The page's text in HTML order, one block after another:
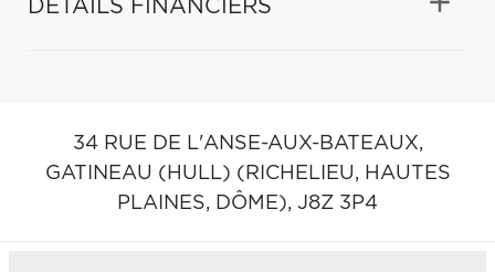
DÉTAILS FINANCIERS
34 RUE DE L'ANSE-AUX-BATEAUX,
GATINEAU (HULL) (RICHELIEU, HAUTES
PLAINES, DÔME), J8Z 3P4